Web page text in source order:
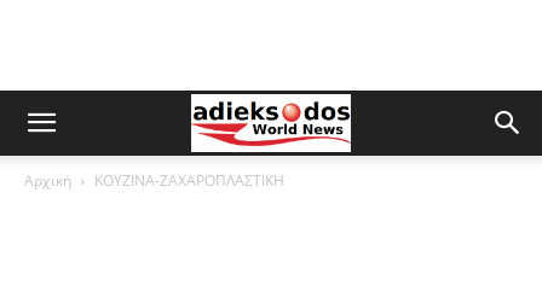
Αρχική ΚΟΥΖΙΝΑ-ΖΑΧΑΡΟΠΛΑΣΤΙΚΗ